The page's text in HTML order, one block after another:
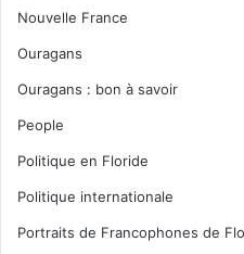
Nouvelle France
Ouragans
Ouragans : bon à savoir
People
Politique en Floride
Politique internationale
Portraits de Francophones de